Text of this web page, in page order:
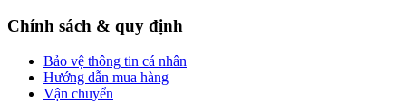
Chính sách & quy định
Bảo vệ thông tin cá nhân
Hướng dẫn mua hàng
Vận chuyển